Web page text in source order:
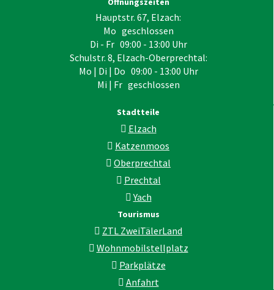
Hauptstr. 67, Elzach:
Mo geschlossen
Di - Fr 09:00 - 13:00 Uhr
Schulstr. 8, Elzach-Oberprechtal:
Mo | Di | Do 09:00 - 13:00 Uhr
Mi | Fr geschlossen
Stadtteile
Elzach
Katzenmoos
Oberprechtal
Prechtal
Yach
Tourismus
ZTL ZweiTälerLand
Wohnmobilstellplatz
Parkplätze
Anfahrt